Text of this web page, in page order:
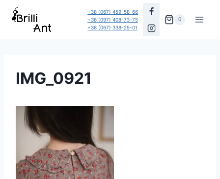
Перейти
+38 (067) 459-58-66
+38 (097) 408-73-75
+38 (067) 338-25-01
0
IMG_0921